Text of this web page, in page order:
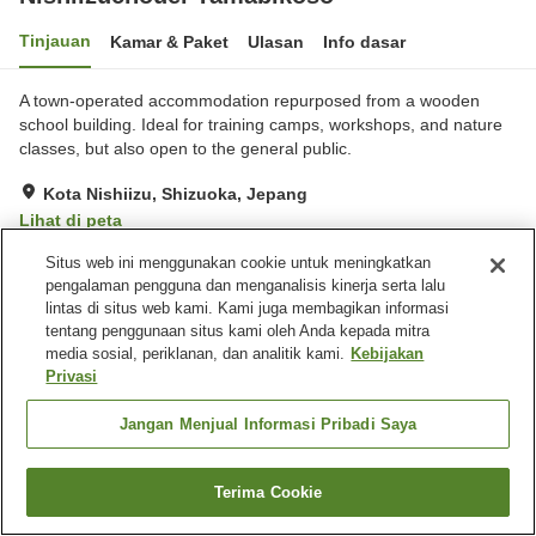
Tinjauan Kamar & Paket Ulasan Info dasar
A town-operated accommodation repurposed from a wooden
school building. Ideal for training camps, workshops, and nature
classes, but also open to the general public.
Kota Nishiizu, Shizuoka, Jepang
Lihat di peta
Sangat baik Ulasan: 77
Fasilitas properti
Tempat parkir
Kolam renang
Pemandian besar
Beranda Jepang Shizuoka
Kota Nishiizu
Cari kamar
Situs web ini menggunakan cookie untuk meningkatkan
pengalaman pengguna dan menganalisis kinerja serta lalu
lintas di situs web kami. Kami juga membagikan informasi
tentang penggunaan situs kami oleh Anda kepada mitra
media sosial, periklanan, dan analitik kami. Kebijakan
Privasi
Jangan Menjual Informasi Pribadi Saya
Terima Cookie